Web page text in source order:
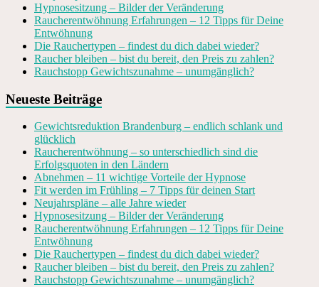
Hypnosesitzung – Bilder der Veränderung
Raucherentwöhnung Erfahrungen – 12 Tipps für Deine
Entwöhnung
Die Rauchertypen – findest du dich dabei wieder?
Raucher bleiben – bist du bereit, den Preis zu zahlen?
Rauchstopp Gewichtszunahme – unumgänglich?
Neueste Beiträge
Gewichtsreduktion Brandenburg – endlich schlank und
glücklich
Raucherentwöhnung – so unterschiedlich sind die
Erfolgsquoten in den Ländern
Abnehmen – 11 wichtige Vorteile der Hypnose
Fit werden im Frühling – 7 Tipps für deinen Start
Neujahrspläne – alle Jahre wieder
Hypnosesitzung – Bilder der Veränderung
Raucherentwöhnung Erfahrungen – 12 Tipps für Deine
Entwöhnung
Die Rauchertypen – findest du dich dabei wieder?
Raucher bleiben – bist du bereit, den Preis zu zahlen?
Rauchstopp Gewichtszunahme – unumgänglich?